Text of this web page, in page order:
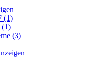
(1)
(1)
(3)